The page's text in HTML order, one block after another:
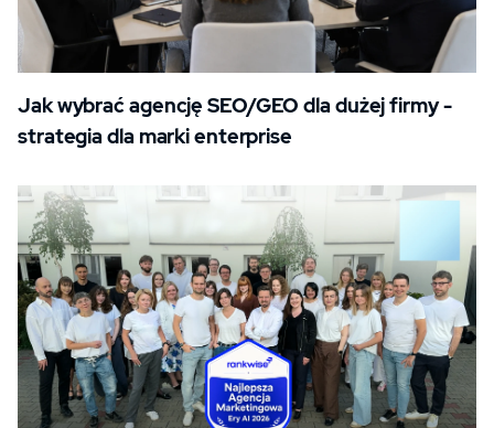
Jak wybrać agencję SEO/GEO dla dużej firmy -
strategia dla marki enterprise